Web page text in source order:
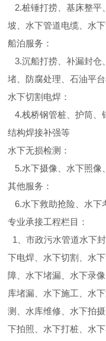
2.桩锤打捞、基床整平
坡、水下管道电缆、水
船泊服务：
3.沉船打捞、补漏封仓
堵、防腐处理、石油平
水下切割电焊：
4.栈桥钢管桩、护筒、
结构焊接补强等
水下无损检测：
5.水下摄像、水下照像
其他服务：
6.水下救助抢险、水下
专业承接工程栏目：
1、市政污水管道水下
下电焊、水下切割、水
障、水下堵漏、水下录
库堵漏、水下施工、水
测、水库维修、水下拍
下拍照、水下打桩、水